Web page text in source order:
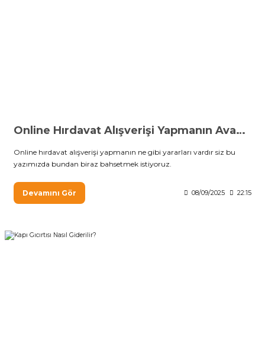
Online Hırdavat Alışverişi Yapmanın Avantajları
Online hırdavat alışverişi yapmanın ne gibi yararları vardır siz bu
yazımızda bundan biraz bahsetmek istiyoruz.
Devamını Gör 08/09/2025 22:15